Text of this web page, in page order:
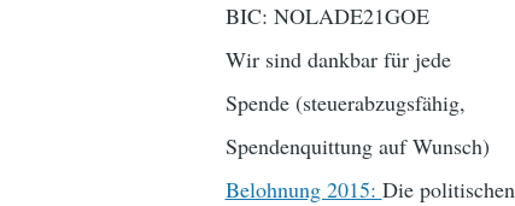
BIC: NOLADE21GOE
Wir sind dankbar für jede
Spende (steuerabzugsfähig,
Spendenquittung auf Wunsch)
Belohnung 2015: Die politischen